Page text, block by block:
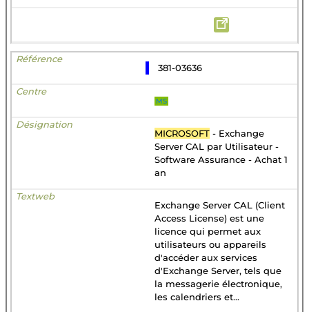
381-03636
MS
MICROSOFT - Exchange
Server CAL par Utilisateur -
Software Assurance - Achat 1
an
Exchange Server CAL (Client
Access License) est une
licence qui permet aux
utilisateurs ou appareils
d'accéder aux services
d'Exchange Server, tels que
la messagerie électronique,
les calendriers et...